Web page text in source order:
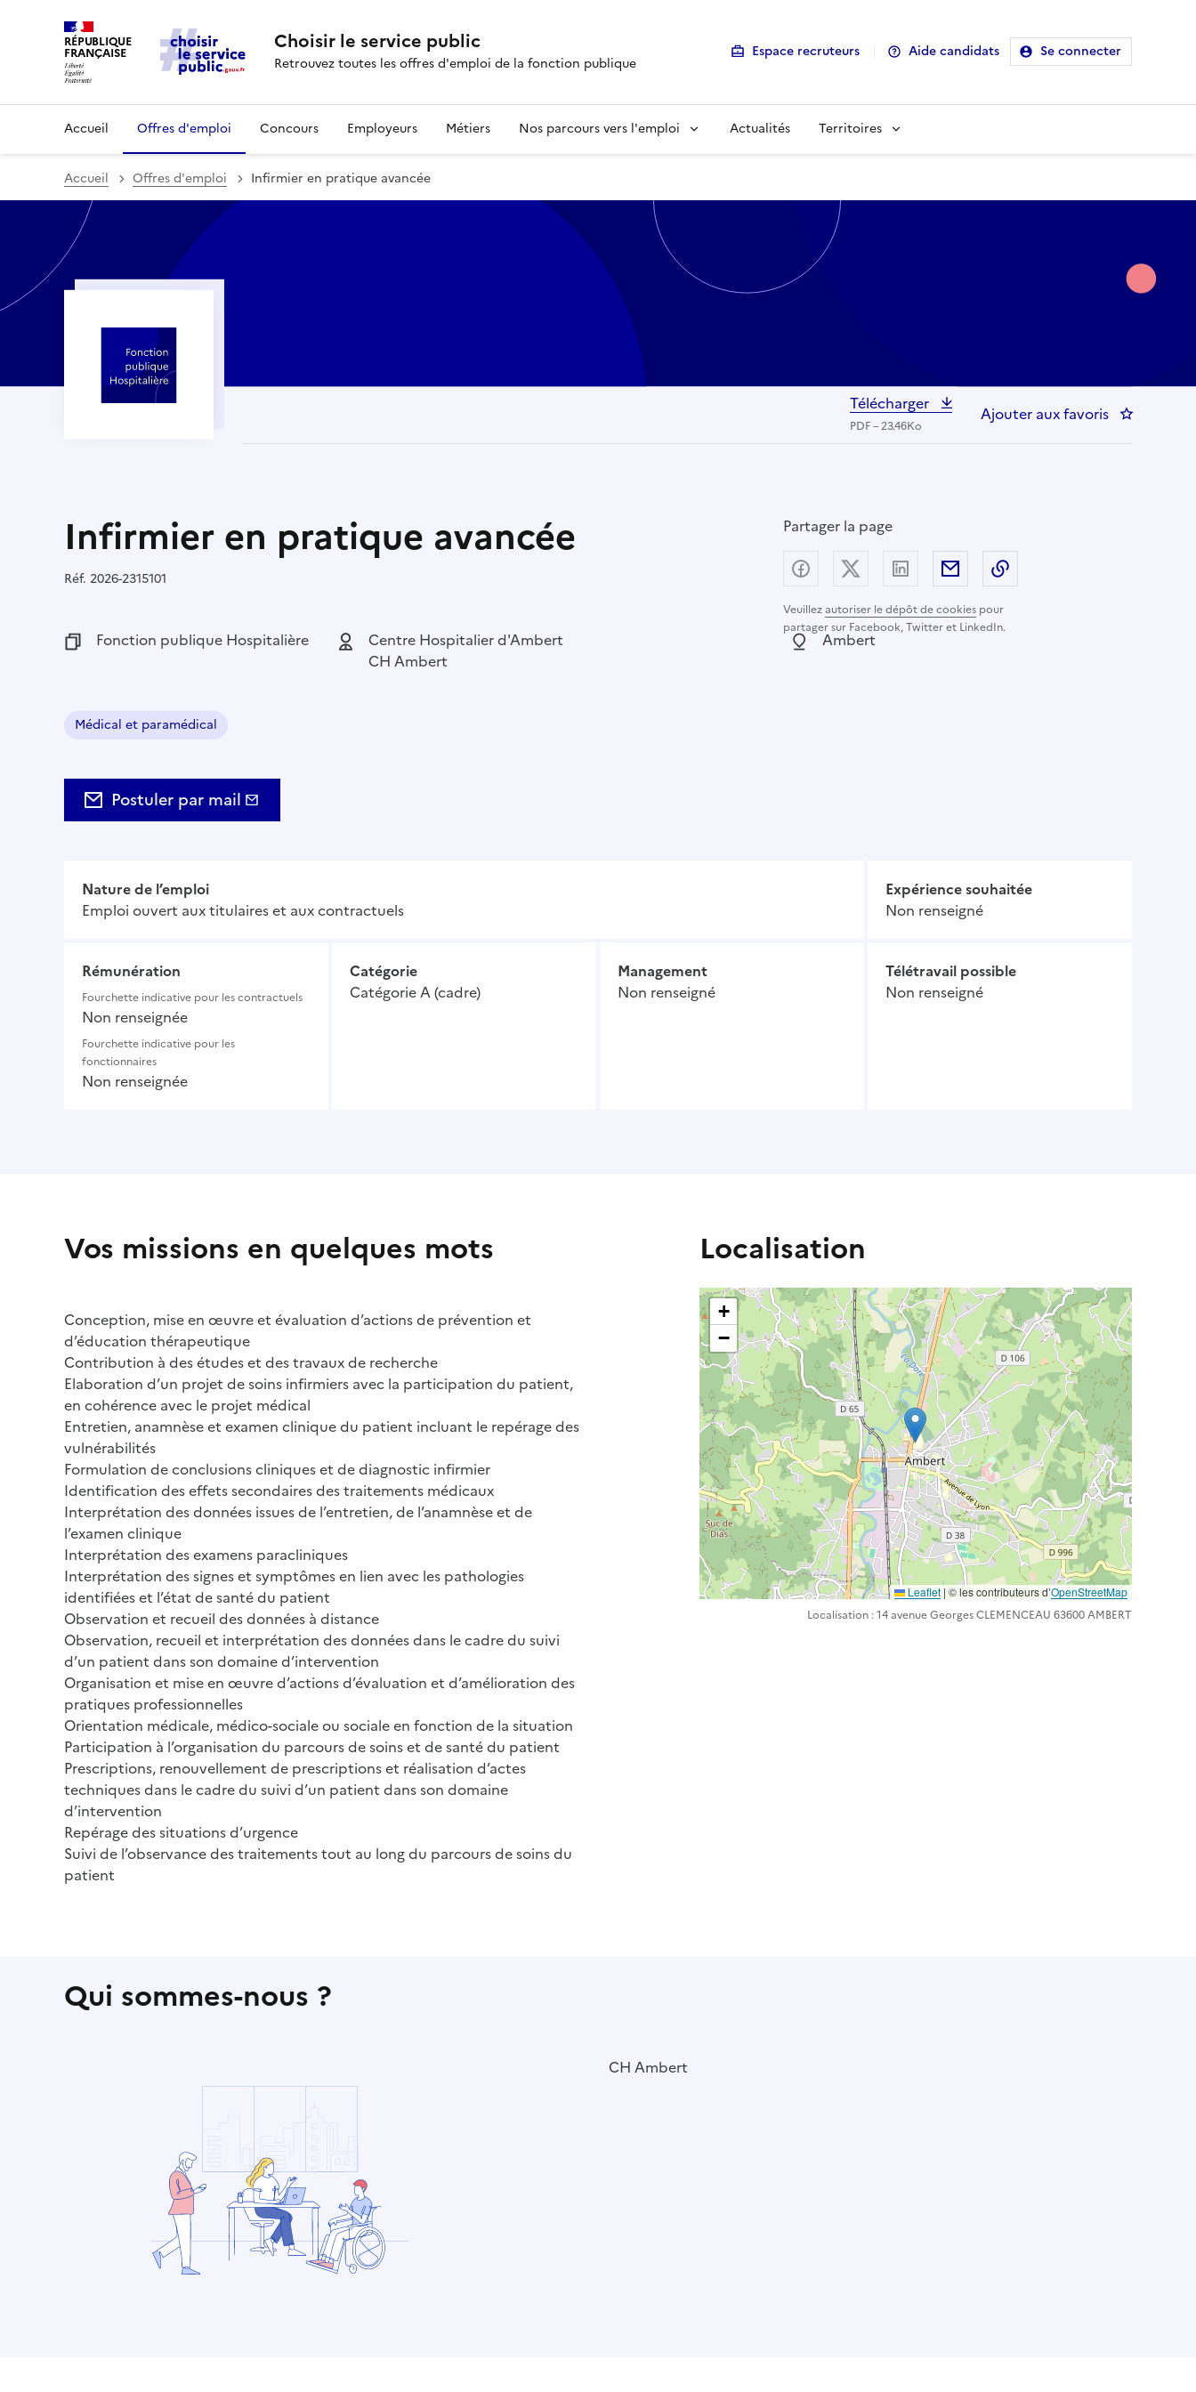
RÉPUBLIQUE
FRANÇAISE Choisir le service public
Retrouvez toutes les offres d'emploi de la fonction publique
Espace recruteurs Aide candidats Se connecter
Accueil Offres d'emploi Concours Employeurs Métiers Nos parcours vers l'emploi Actualités Territoires
Accueil Offres d'emploi Infirmier en pratique avancée
Télécharger
PDF – 23.46Ko
Ajouter aux favoris : Infirmier
Infirmier en pratique avancée Partager la page
Veuillezautoriser le dépôt de cookies pour
partager sur Facebook, Twitter et LinkedIn.
Partager sur Facebook
Partager sur X (anciennement Twitter) -
Partager sur LinkedIn
Partager par email
Réf. Référence :
2026-2315101
Fonction publique :
Fonction publique Hospitalière Employeur :
Centre Hospitalier d'Ambert
CH Ambert
Localisation :
Ambert
Médical et paramédical
Postuler par mail
Nature de l’emploi
Emploi ouvert aux titulaires et aux contractuels
Expérience souhaitée
Non renseigné
Rémunération
Fourchette indicative pour les contractuels
Non renseignée
Fourchette indicative pour les
fonctionnaires
Non renseignée
Catégorie
Catégorie A (cadre)
Management
Non renseigné
Télétravail possible
Non renseigné
Vos missions en quelques mots
Conception, mise en œuvre et évaluation d’actions de prévention et
d’éducation thérapeutique
Contribution à des études et des travaux de recherche
Elaboration d’un projet de soins infirmiers avec la participation du patient,
en cohérence avec le projet médical
Entretien, anamnèse et examen clinique du patient incluant le repérage des
vulnérabilités
Formulation de conclusions cliniques et de diagnostic infirmier
Identification des effets secondaires des traitements médicaux
Interprétation des données issues de l’entretien, de l’anamnèse et de
l’examen clinique
Interprétation des examens paracliniques
Interprétation des signes et symptômes en lien avec les pathologies
identifiées et l’état de santé du patient
Observation et recueil des données à distance
Observation, recueil et interprétation des données dans le cadre du suivi
d’un patient dans son domaine d’intervention
Organisation et mise en œuvre d’actions d’évaluation et d’amélioration des
pratiques professionnelles
Orientation médicale, médico-sociale ou sociale en fonction de la situation
Participation à l’organisation du parcours de soins et de santé du patient
Prescriptions, renouvellement de prescriptions et réalisation d’actes
techniques dans le cadre du suivi d’un patient dans son domaine
d’intervention
Repérage des situations d’urgence
Suivi de l’observance des traitements tout au long du parcours de soins du
patient
Localisation
+
−
Leaflet| ©️️ les contributeurs d’OpenStreetMap
Localisation : 14 avenue Georges CLEMENCEAU 63600 AMBERT
Qui sommes-nous ?
CH Ambert